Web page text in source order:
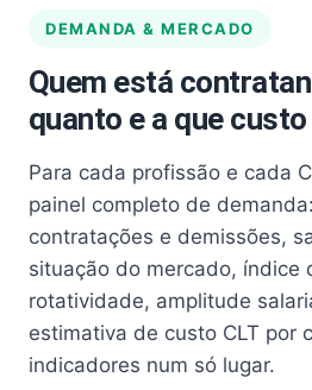
DEMANDA & MERCADO
Quem está
quanto e a que custo
Para cada profissão e cada
painel completo de
contratações e demissões,
situação do mercado, índice
rotatividade, amplitude
estimativa de custo CLT por
indicadores num só lugar.